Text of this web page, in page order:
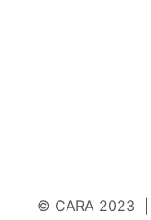
© CARA 2023 |